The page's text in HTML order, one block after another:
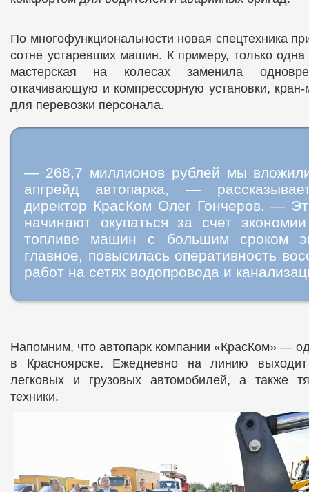
По многофункциональности новая спецтехника
сотне устаревших машин. К примеру, только
мастерская на колесах заменила
откачивающую и компрессорную установки,
для перевозки персонала.
— 268,7 миллионов рублей мы
апгрейд автопарка, —
директор КрасКом Олег Гончеров. —
начинают окупаться за счет
топливе машин с большим сроком
главное, повысилась оперативность
работ на сетях водопровода и
Напомним, что автопарк компании «КрасКом» —
в Красноярске. Ежедневно на линию
легковых и грузовых автомобилей, а также
техники.